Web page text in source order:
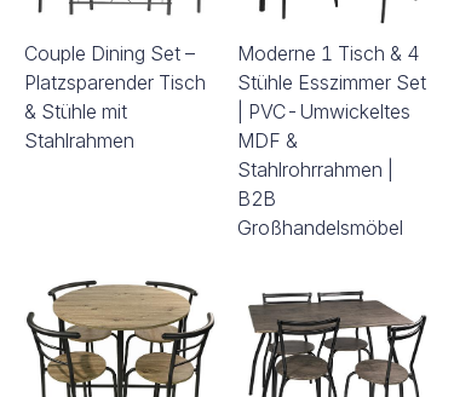
Couple Dining Set –
Platzsparender Tisch
& Stühle mit
Stahlrahmen
Moderne 1 Tisch & 4
Stühle Esszimmer Set
| PVC-Umwickeltes
MDF &
Stahlrohrrahmen |
B2B
Großhandelsmöbel